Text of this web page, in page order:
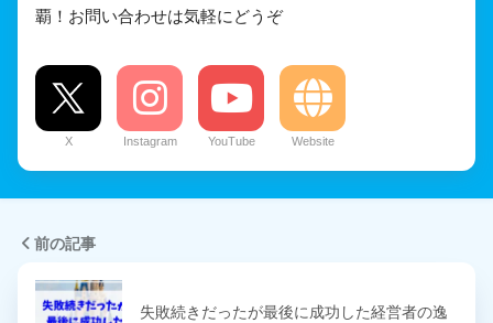
覇！お問い合わせは気軽にどうぞ
X Instagram YouTube Website
前の記事
失敗続きだったが最後に成功した経営者の逸